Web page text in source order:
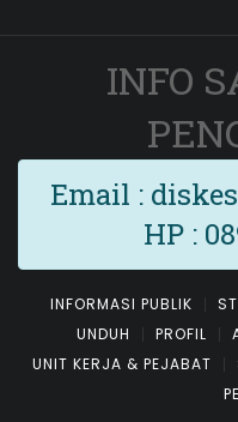
INFO
Email :
HP :
INFORMASI PUBLIK
UNDUH
PROFIL
UNIT KERJA & PEJABAT